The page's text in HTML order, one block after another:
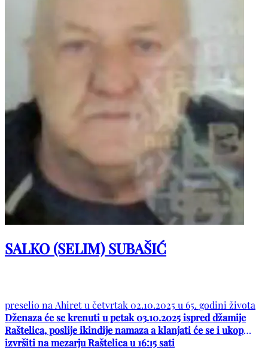
SALKO (SELIM) SUBAŠIĆ
preselio na Ahiret u četvrtak 02.10.2025 u 65. godini života
Dženaza će se krenuti u petak 03.10.2025 ispred džamije
Raštelica, poslije ikindije namaza a klanjati će se i ukop
izvršiti na mezarju Raštelica u 16:15 sati